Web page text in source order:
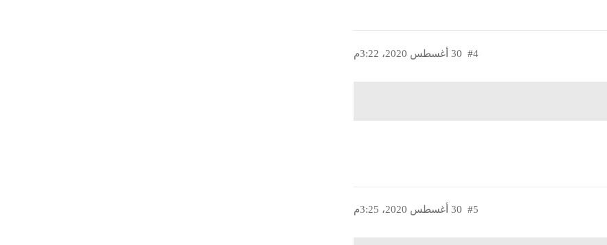
30 أغسطس 2020، 3:22م #4
30 أغسطس 2020، 3:25م #5